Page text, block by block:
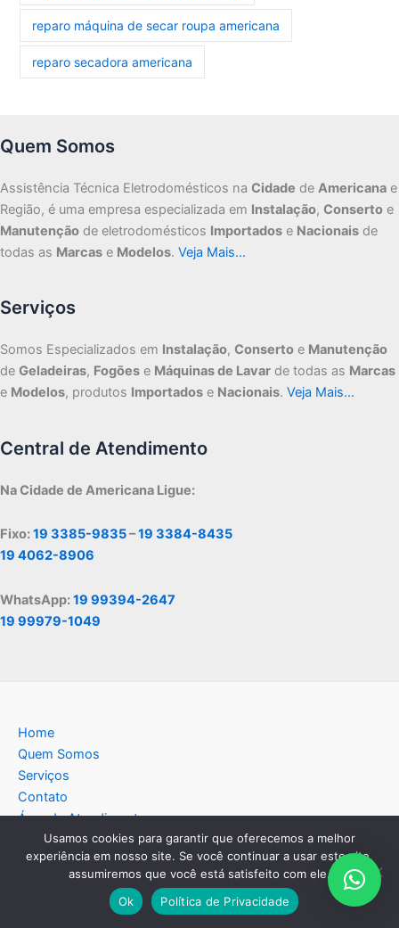
reparo máquina de secar roupa americana
reparo secadora americana
Quem Somos
Assistência Técnica Eletrodomésticos na Cidade de Americana e
Região, é uma empresa especializada em Instalação, Conserto e
Manutenção de eletrodomésticos Importados e Nacionais de
todas as Marcas e Modelos. Veja Mais…
Serviços
Somos Especializados em Instalação, Conserto e Manutenção
de Geladeiras, Fogões e Máquinas de Lavar de todas as Marcas
e Modelos, produtos Importados e Nacionais. Veja Mais…
Central de Atendimento
Na Cidade de Americana Ligue:
Fixo:19 3385-9835–19 3384-8435
19 4062-8906
WhatsApp:19 99394-2647
19 99979-1049
Home
Quem Somos
Serviços
Contato
Área de Atendimento
Política de privacidade
Blog
Usamos cookies para garantir que oferecemos a melhor
experiência em nosso site. Se você continuar a usar este site,
assumiremos que você está satisfeito com ele.
Ok
Política de Privacidade